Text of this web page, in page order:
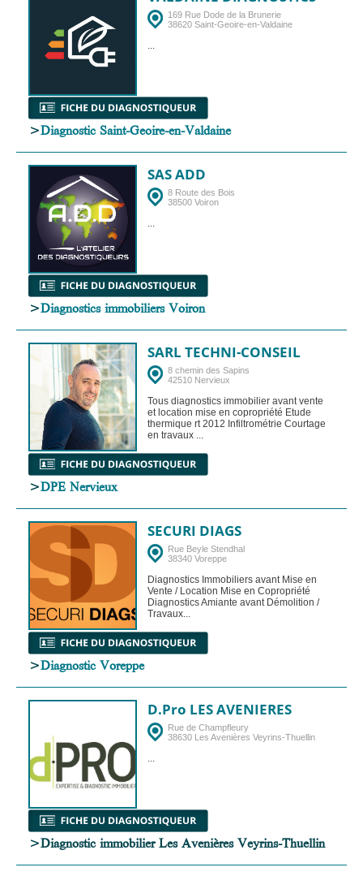
169 Rue Dode de la Brunerie
38620 Saint-Geoire-en-Valdaine
...
>Diagnostic Saint-Geoire-en-Valdaine
SAS ADD
8 Route des Bois
38500 Voiron
...
>Diagnostics immobiliers Voiron
SARL TECHNI-CONSEIL
8 chemin des Sapins
42510 Nervieux
Tous diagnostics immobilier avant vente
et location mise en copropriété Etude
thermique rt 2012 Infiltrométrie Courtage
en travaux ...
>DPE Nervieux
SECURI DIAGS
Rue Beyle Stendhal
38340 Voreppe
Diagnostics Immobiliers avant Mise en
Vente / Location Mise en Copropriété
Diagnostics Amiante avant Démolition /
Travaux...
>Diagnostic Voreppe
D.Pro LES AVENIERES
Rue de Champfleury
38630 Les Avenières Veyrins-Thuellin
...
>Diagnostic immobilier Les Avenières Veyrins-Thuellin